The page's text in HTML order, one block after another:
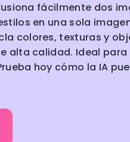
fácilmente dos
en una sola
colores, texturas y
alta calidad. Ideal para
hoy cómo la IA